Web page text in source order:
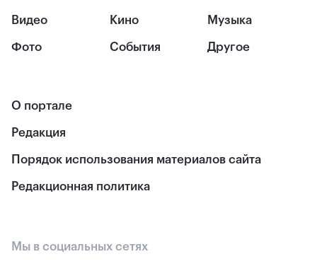
Видео
Фото
Кино
События
Музыка
Другое
О портале
Редакция
Порядок использования материалов сайта
Редакционная политика
Мы в социальных сетях